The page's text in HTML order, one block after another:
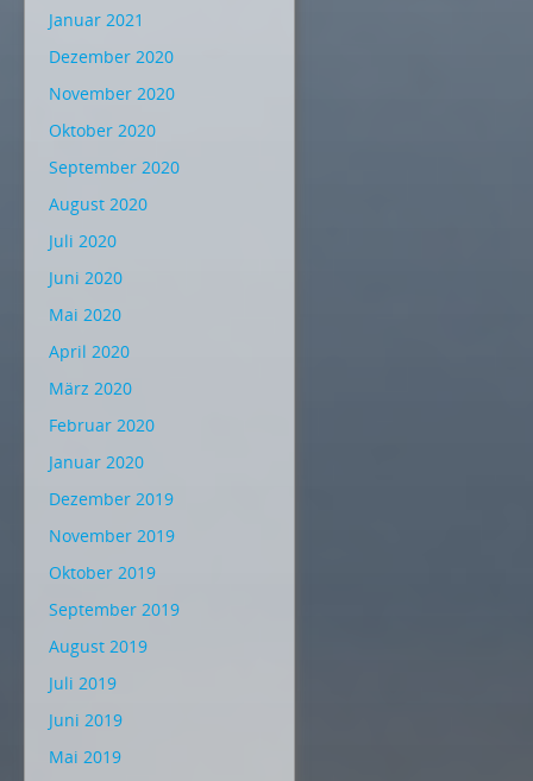
Januar 2021
Dezember 2020
November 2020
Oktober 2020
September 2020
August 2020
Juli 2020
Juni 2020
Mai 2020
April 2020
März 2020
Februar 2020
Januar 2020
Dezember 2019
November 2019
Oktober 2019
September 2019
August 2019
Juli 2019
Juni 2019
Mai 2019